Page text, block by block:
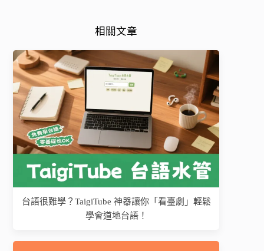
相關文章
台語很難學？TaigiTube 神器讓你「看臺劇」輕鬆
學會道地台語！